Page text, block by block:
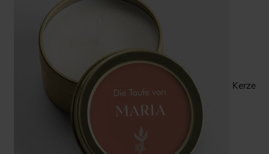
Kerze